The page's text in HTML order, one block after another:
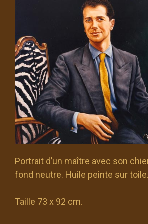
Portrait d’un maître avec son
fond neutre. Huile peinte sur toile.
Taille 73 x 92 cm.